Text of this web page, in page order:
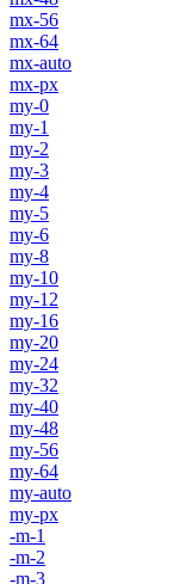
mx-56
mx-64
mx-auto
mx-px
my-0
my-1
my-2
my-3
my-4
my-5
my-6
my-8
my-10
my-12
my-16
my-20
my-24
my-32
my-40
my-48
my-56
my-64
my-auto
my-px
-m-1
-m-2
-m-3